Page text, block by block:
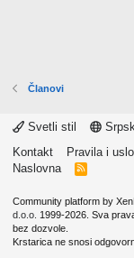
Članovi
Svetli stil
Kontakt
Pravila i
Naslovna
R
Community platform by
d.o.o. 1999-2026. Sva
bez dozvole.
Krstarica ne snosi